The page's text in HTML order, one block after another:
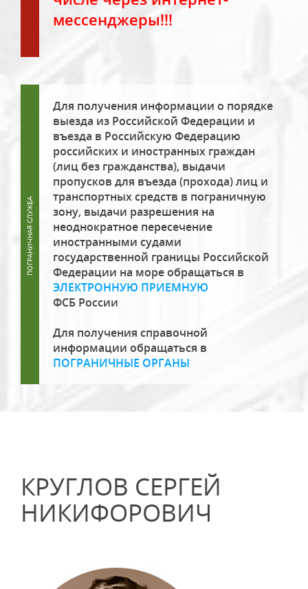
мессенджеры!!!
Для получения информации о порядке
выезда из Российской Федерации и
въезда в Российскую Федерацию
российских и иностранных граждан
(лиц без гражданства), выдачи
пропусков для въезда (прохода) лиц и
транспортных средств в пограничную
зону, выдачи разрешения на
неоднократное пересечение
иностранными судами
государственной границы Российской
Федерации на море обращаться в
ЭЛЕКТРОННУЮ ПРИЕМНУЮ
ФСБ России
Для получения справочной
информации обращаться в
ПОГРАНИЧНЫЕ ОРГАНЫ
КРУГЛОВ СЕРГЕЙ
НИКИФОРОВИЧ